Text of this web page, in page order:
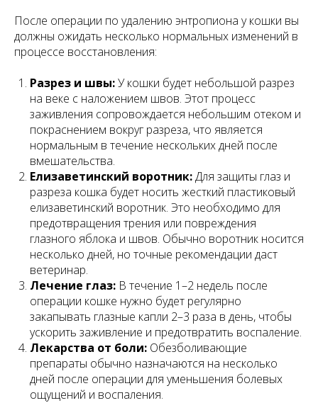
После операции по удалению энтропиона у кошки вы
должны ожидать несколько нормальных изменений в
процессе восстановления:
Разрез и швы:У кошки будет небольшой разрез
на веке с наложением швов. Этот процесс
заживления сопровождается небольшим отеком и
покраснением вокруг разреза, что является
нормальным в течение нескольких дней после
вмешательства.
Елизаветинский воротник:Для защиты глаз и
разреза кошка будет носить жесткий пластиковый
елизаветинский воротник. Это необходимо для
предотвращения трения или повреждения
глазного яблока и швов. Обычно воротник носится
несколько дней, но точные рекомендации даст
ветеринар.
Лечение глаз: В течение 1–2 недель после
операции кошке нужно будет регулярно
закапывать глазные капли 2–3 раза в день, чтобы
ускорить заживление и предотвратить воспаление.
Лекарства от боли: Обезболивающие
препараты обычно назначаются на несколько
дней после операции для уменьшения болевых
ощущений и воспаления.